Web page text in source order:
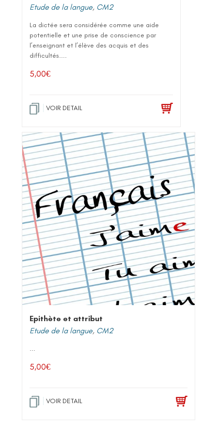
Etude de la langue, CM2
La dictée sera considérée comme une aide
potentielle et une prise de conscience par
l’enseignant et l’élève des acquis et des
difficultés....
5,00€
VOIR DETAIL
Epithète et attribut
Etude de la langue, CM2
...
5,00€
VOIR DETAIL